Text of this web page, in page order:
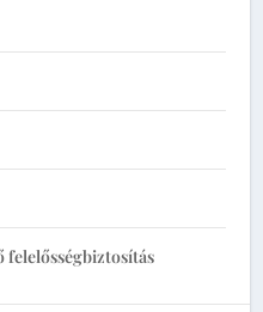
felelősségbiztosítás